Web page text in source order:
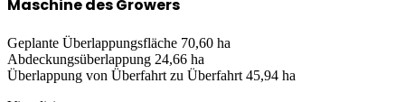
Maschine des Growers
Geplante Überlappungsfläche 70,60 ha
Abdeckungsüberlappung 24,66 ha
Überlappung von Überfahrt zu Überfahrt 45,94 ha